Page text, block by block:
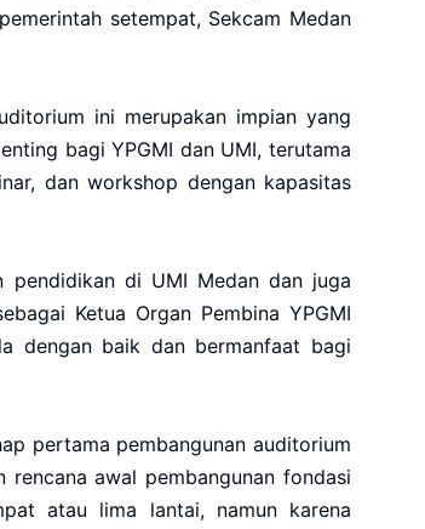
setempat, Sekcam Medan
ini merupakan impian yang
bagi YPGMI dan UMI, terutama
dan workshop dengan kapasitas
pendidikan di UMI Medan dan juga
Ketua Organ Pembina YPGMI
dengan baik dan bermanfaat bagi
pertama pembangunan auditorium
rencana awal pembangunan fondasi
atau lima lantai, namun karena